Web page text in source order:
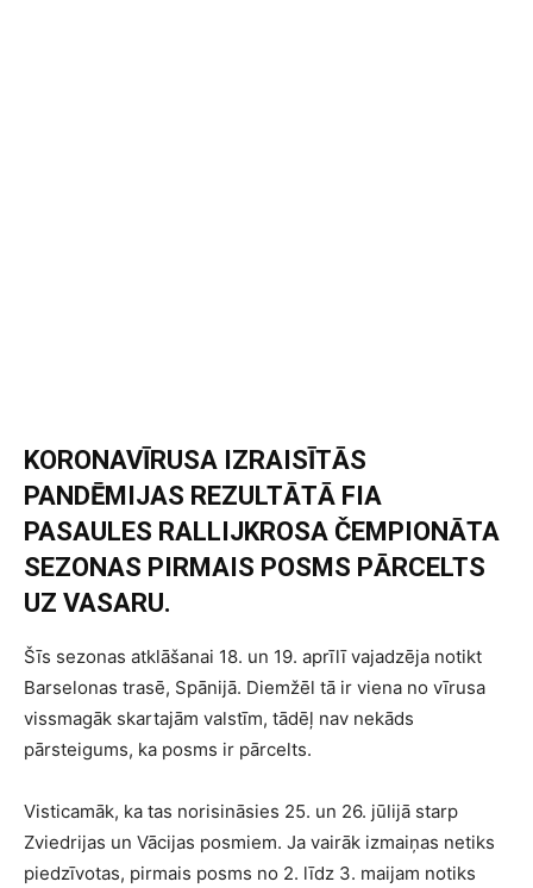
KORONAVĪRUSA IZRAISĪTĀS
PANDĒMIJAS REZULTĀTĀ FIA
PASAULES RALLIJKROSA ČEMPIONĀTA
SEZONAS PIRMAIS POSMS PĀRCELTS
UZ VASARU.
Šīs sezonas atklāšanai 18. un 19. aprīlī vajadzēja notikt
Barselonas trasē, Spānijā. Diemžēl tā ir viena no vīrusa
vissmagāk skartajām valstīm, tādēļ nav nekāds
pārsteigums, ka posms ir pārcelts.
Visticamāk, ka tas norisināsies 25. un 26. jūlijā starp
Zviedrijas un Vācijas posmiem. Ja vairāk izmaiņas netiks
piedzīvotas, pirmais posms no 2. līdz 3. maijam notiks